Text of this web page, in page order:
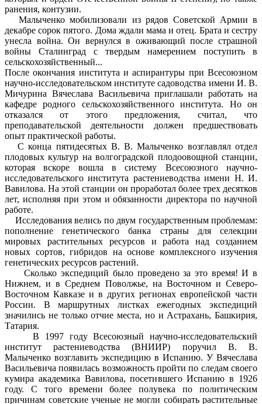
ранения, контузии.
Малыченко мобилизовали из рядов Советской Армии в
декабре сорок пятого. Дома ждали мама и отец. Брата и сестру
унесла война. Он вернулся в оживающий после страшной
войны Сталинград с твердым намерением поступить в
сельскохозяйственный...
После окончания института и аспирантуры при Всесоюзном
научно-исследовательском институте садоводства имени И. В.
Мичурина Вячеслава Васильевича приглашали работать на
кафедре родного сельскохозяйственного института. Но он
отказался от этого предложения, считал, что
преподавательской деятельности должен предшествовать
опыт практической работы.
С конца пятидесятых В. В. Малыченко возглавлял отдел
плодовых культур на волгоградской плодоовощной станции,
которая вскоре вошла в систему Всесоюзного научно-
исследовательского института растениеводства имени Н. И.
Вавилова. На этой станции он проработал более трех десятков
лет, исполняя при этом и обязанности директора по научной
работе.
Исследования велись по двум государственным проблемам:
пополнение генетического банка страны для селекции
мировых растительных ресурсов и работа над созданием
новых сортов, гибридов на основе комплексного изучения
генетических ресурсов растений.
Сколько экспедиций было проведено за это время! И в
Нижнем, и в Среднем Поволжье, на Восточном и Северо-
Восточном Кавказе и в других регионах европейской части
России. В маршрутных листках ежегодных экспедиций
значились не только отчие места, но и Астрахань, Башкирия,
Татария.
В 1997 году Всесоюзный научно-исследовательский
институт растениеводства (ВНИИР) поручил В. В.
Малыченко возглавить экспедицию в Испанию. У Вячеслава
Васильевича появилась возможность пройти по следам своего
кумира академика Вавилова, посетившего Испанию в 1926
году. С того времени более полувека по политическим
причинам советские ученые не могли собирать растительные